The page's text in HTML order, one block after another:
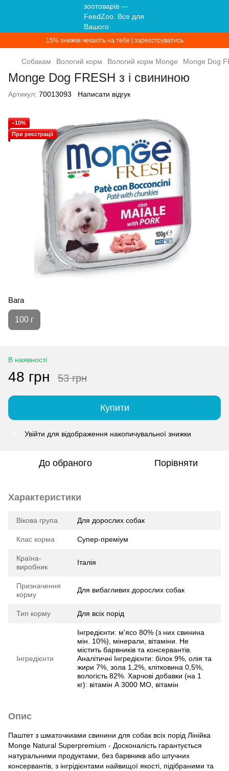
15% знижки чекають на тебе | зареєструватись
Собакам Вологий корм Вологий корм Monge Monge Dog
Monge Dog FRESH з і свининою
Артикул: 70013093 Написати відгук
−10%
При реєстрації
Вага
100 г
В наявності
48 грн 53 грн
Купити
Увійти для відображення накопичувальної знижки
До обраного Порівняти
Характеристики
Вікова група Для дорослих собак
Клас корма Супер-преміум
Країна-
виробник
Італія
Призначення
корму
Для вибагливих дорослих собак
Тип корму Для всіх порід
Інгредієнти
Інгредієнти: м'ясо 80% (з них свинина
мін. 10%), мінерали, вітаміни. Не
містить барвників та консервантів.
Аналітичні Інгредієнти: білок 9%, олія та
жири 7%, зола 1,2%, клітковина 0,5%,
вологість 82%. Харчові добавки (на 1
кг): вітамін А 3000 МО, вітамін
Опис
Паштет з шматочкиами свинини для собак всіх порід Лінійка
Monge Natural Superpremium - Досконалість гарантується
натуральними продуктами, без барвникв або штучних
консервантів, з інгрідієнтами найвищої якості, підібраними та